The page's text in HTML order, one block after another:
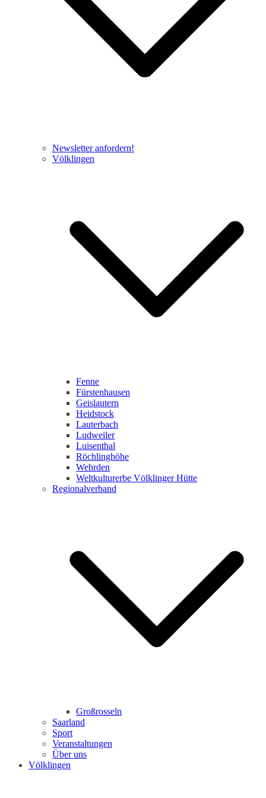
Newsletter anfordern!
Völklingen
Fenne
Fürstenhausen
Geislautern
Heidstock
Lauterbach
Ludweiler
Luisenthal
Röchlinghöhe
Wehrden
Weltkulturerbe Völklinger Hütte
Regionalverband
Großrosseln
Saarland
Sport
Veranstaltungen
Über uns
Völklingen